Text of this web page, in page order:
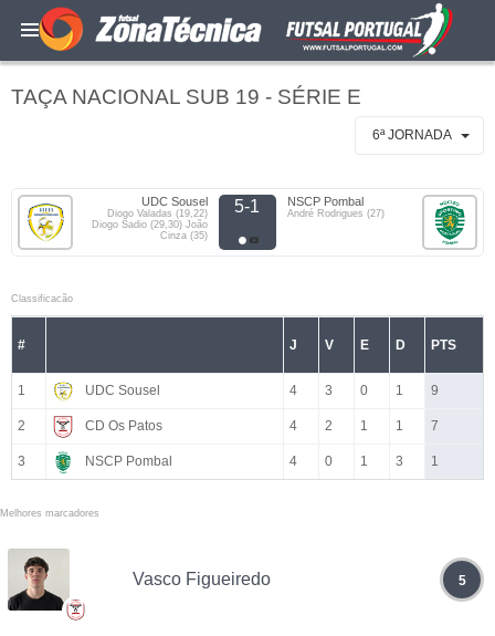
TAÇA NACIONAL SUB 19 - SÉRIE E
6ª JORNADA
UDC Sousel
Diogo Valadas (19,22)
Diogo Sadio (29,30) João
Cinza (35)
5-1 NSCP Pombal
André Rodrigues (27)
Classificacão
# J V E D PTS
1 UDC Sousel 4 3 0 1 9
2 CD Os Patos 4 2 1 1 7
3 NSCP Pombal 4 0 1 3 1
Melhores marcadores
Vasco Figueiredo 5